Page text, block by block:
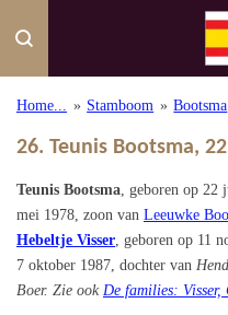
direct
de
Home... » Stamboom » Bootsma
26. Teunis Bootsma,
Teunis Bootsma, geboren op 22
mei 1978, zoon van Leeuwke
Hebeltje Visser, geboren op 11
7 oktober 1987, dochter van
Boer. Zie ook De families: Visser,